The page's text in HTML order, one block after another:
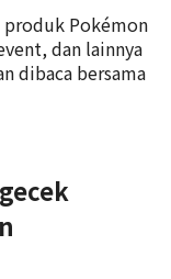
produk Pokémon
dan lainnya
dibaca bersama